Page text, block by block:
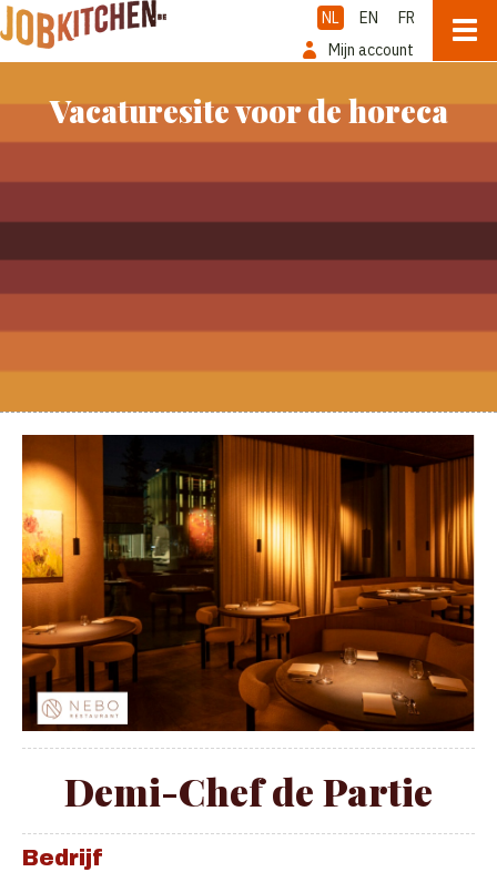
NL EN
FR
Mijn account
Vacaturesite voor de horeca
Demi-Chef de Partie
Bedrijf